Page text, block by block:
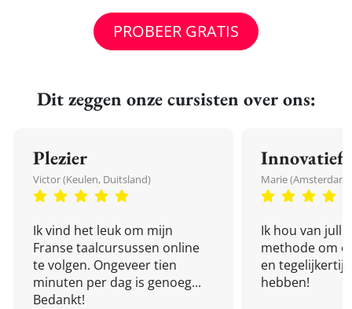
PROBEER GRATIS
Dit zeggen onze cursisten over ons:
Plezier
Victor (Keulen, Duitsland)
Ik vind het leuk om mijn
Franse taalcursussen online
te volgen. Ongeveer tien
minuten per dag is genoeg...
Bedankt!
Innovatief
Marie
Ik hou van
methode om
en
hebben!